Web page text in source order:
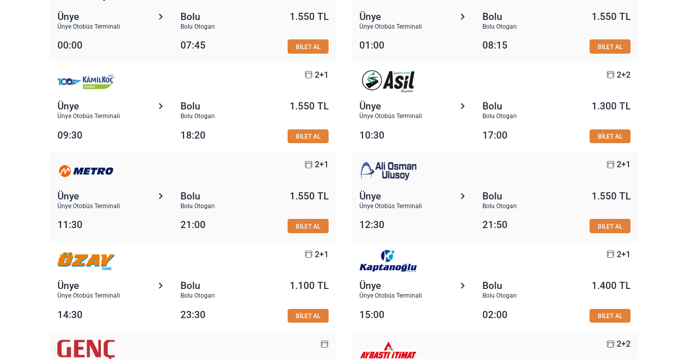
Ünye
Ünye Otobüs Terminali
Bolu
Bolu Otogarı
1.550 TL
00:00 07:45 BİLET AL
Ünye
Ünye Otobüs Terminali
Bolu
Bolu Otogarı
1.550 TL
01:00 08:15 BİLET AL
2+1
Ünye
Ünye Otobüs Terminali
Bolu
Bolu Otogarı
1.550 TL
09:30 18:20 BİLET AL
2+2
Ünye
Ünye Otobüs Terminali
Bolu
Bolu Otogarı
1.300 TL
10:30 17:00 BİLET AL
2+1
Ünye
Ünye Otobüs Terminali
Bolu
Bolu Otogarı
1.550 TL
11:30 21:00 BİLET AL
2+1
Ünye
Ünye Otobüs Terminali
Bolu
Bolu Otogarı
1.550 TL
12:30 21:50 BİLET AL
2+1
Ünye
Ünye Otobüs Terminali
Bolu
Bolu Otogarı
1.100 TL
14:30 23:30 BİLET AL
2+1
Ünye
Ünye Otobüs Terminali
Bolu
Bolu Otogarı
1.400 TL
15:00 02:00 BİLET AL
2+2